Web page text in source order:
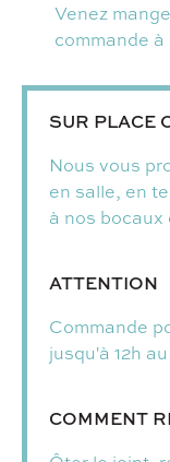
Venez
commande à
SUR PLACE
Nous vous
en salle, en
à nos bocaux
ATTENTION
Commande
jusqu'à 12h
COMMENT